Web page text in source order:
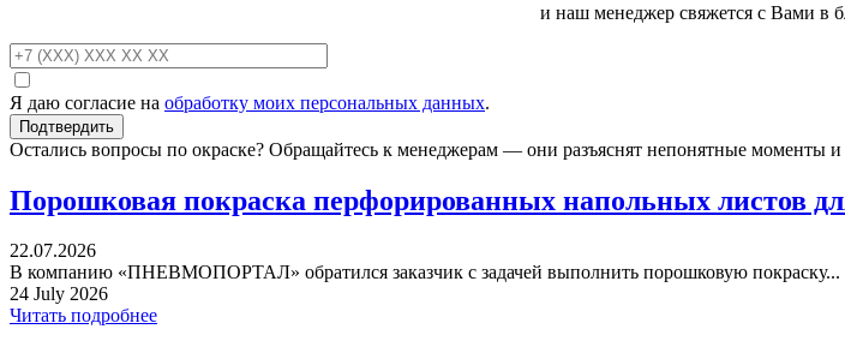
и наш менеджер свяжется с Вами в
Я даю согласие на обработку моих персональных данных.
Остались вопросы по окраске? Обращайтесь к менеджерам — они разъяснят непонятные моменты
Порошковая покраска перфорированных напольных листов
22.07.2026
В компанию «ПНЕВМОПОРТАЛ» обратился заказчик с задачей выполнить порошковую покраску...
24 July 2026
Читать подробнее